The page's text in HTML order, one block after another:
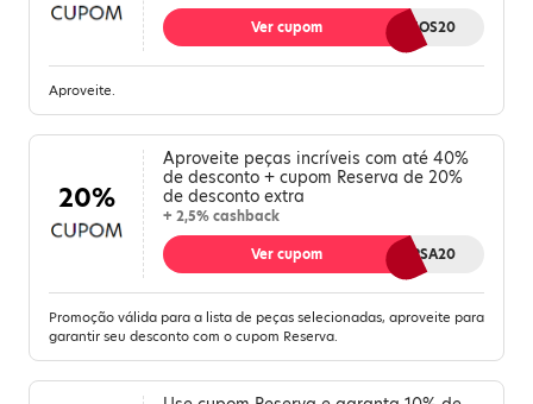
ACESSORIOS20
Ver cupom
Aproveite.
20%
Aproveite peças incríveis com até 40%
de desconto + cupom Reserva de 20%
de desconto extra
+ 2,5% cashback
REVERSA20
Ver cupom
Promoção válida para a lista de peças selecionadas, aproveite para
garantir seu desconto com o cupom Reserva.